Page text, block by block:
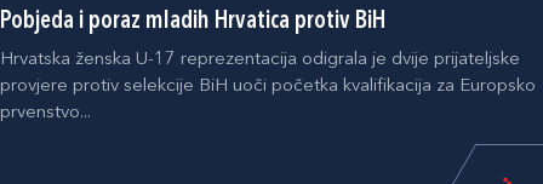
Pobjeda i poraz mladih Hrvatica protiv BiH
Hrvatska ženska U-17 reprezentacija odigrala je dvije prijateljske
provjere protiv selekcije BiH uoči početka kvalifikacija za Europsko
prvenstvo...